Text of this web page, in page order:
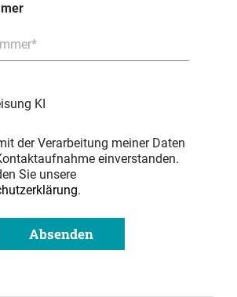
KI
der Verarbeitung meiner Daten
einverstanden.
Sie unsere
.
Absenden